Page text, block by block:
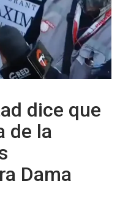
dice que
de la
Dama